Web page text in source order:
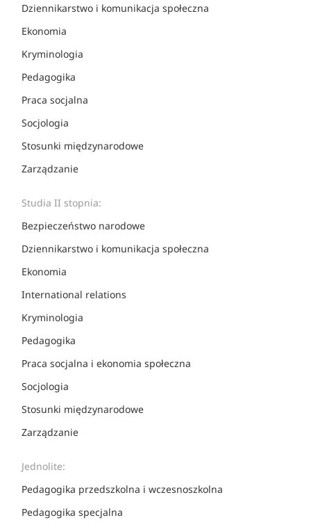
Dziennikarstwo i komunikacja społeczna
Ekonomia
Kryminologia
Pedagogika
Praca socjalna
Socjologia
Stosunki międzynarodowe
Zarządzanie
Studia II stopnia:
Bezpieczeństwo narodowe
Dziennikarstwo i komunikacja społeczna
Ekonomia
International relations
Kryminologia
Pedagogika
Praca socjalna i ekonomia społeczna
Socjologia
Stosunki międzynarodowe
Zarządzanie
Jednolite:
Pedagogika przedszkolna i wczesnoszkolna
Pedagogika specjalna